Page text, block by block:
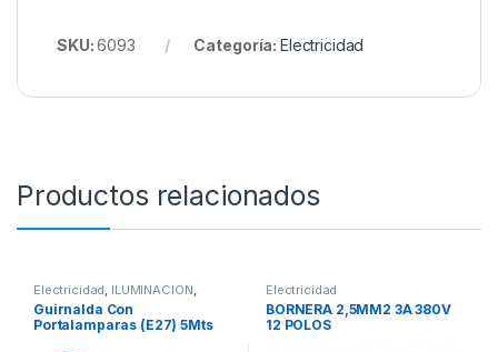
SKU:6093 Categoría: Electricidad
Productos relacionados
Electricidad ILUMINACIÓN
ILUMINACION
Guirnalda Con
Portalamparas (E27) 5Mts
Electricidad
BORNERA 2,5MM2 3A 380V
12 POLOS